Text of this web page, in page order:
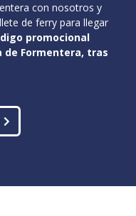
con nosotros y
de ferry para llegar
promocional
de Formentera, tras